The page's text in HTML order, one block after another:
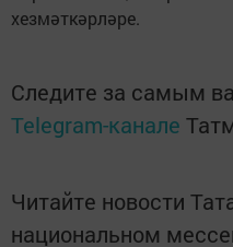
хезмәткәрләре.
Следите за самым
Telegram-канале
Читайте новости
национальном